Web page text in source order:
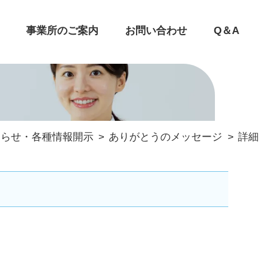
事業所のご案内 お問い合わせ Q＆A
せ・各種情報開示 ありがとうのメッセージ 詳細